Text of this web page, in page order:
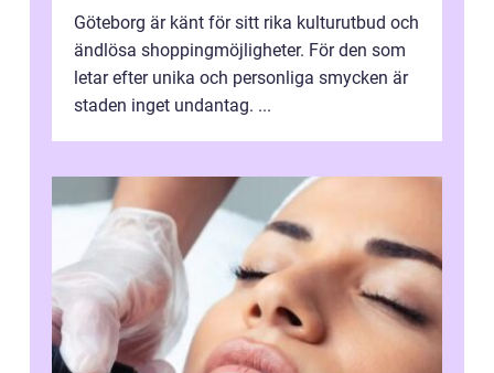
Göteborg är känt för sitt rika kulturutbud och
ändlösa shoppingmöjligheter. För den som
letar efter unika och personliga smycken är
staden inget undantag. ...